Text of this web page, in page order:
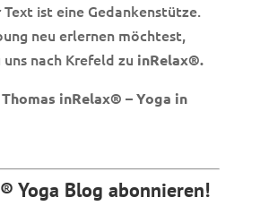
ist eine Gedankenstütze.
neu erlernen möchtest,
nach Krefeld zu inRelax®.
inRelax® – Yoga in
Yoga Blog abonnieren!